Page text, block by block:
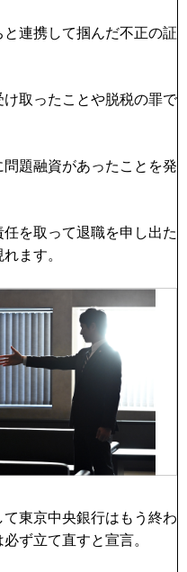
連携して掴んだ不正の証
取ったことや脱税の罪で
題融資があったことを発
を取って退職を申し出た
ます。
東京中央銀行はもう終わ
ず立て直すと宣言。